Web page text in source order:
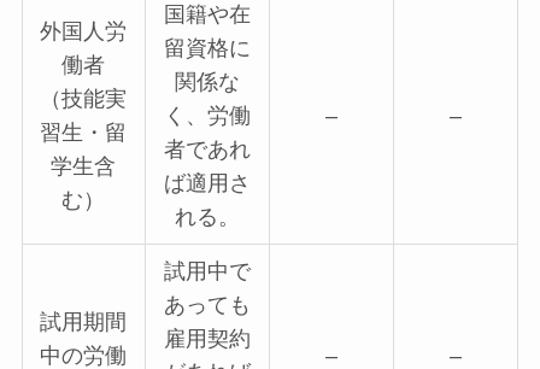
外国人労
働者
（技能実
習生・留
学生含
む）
国籍や在
留資格に
関係な
く、労働
者であれ
ば適用さ
れる。
– –
試用期間
中の労働
試用中で
あっても
雇用契約
– –